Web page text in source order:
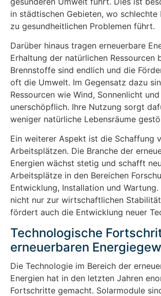
in städtischen Gebieten, wo
zu gesundheitlichen Problemen führt.
Darüber hinaus tragen erneuerbare
Erhaltung der natürlichen Ressourcen
Brennstoffe sind endlich und die
oft die Umwelt. Im Gegensatz dazu
Ressourcen wie Wind, Sonnenlicht und
unerschöpflich. Ihre Nutzung sorgt
weniger natürliche Lebensräume
Ein weiterer Aspekt ist die Schaffung
Arbeitsplätzen. Die Branche der
Energien wächst stetig und schafft
Arbeitsplätze in den Bereichen
Entwicklung, Installation und
nicht nur zur wirtschaftlichen
fördert auch die Entwicklung neuer
Technologische
erneuerbaren
Die Technologie im Bereich der
Energien hat in den letzten Jahren
Fortschritte gemacht. Solarmodule